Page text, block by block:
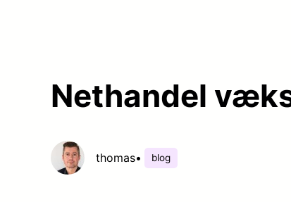
Nethandel
thomas• blog